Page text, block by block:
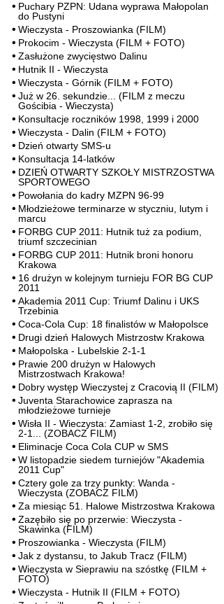
Puchary PZPN: Udana wyprawa Małopolan
do Pustyni
Wieczysta - Proszowianka (FILM)
Prokocim - Wieczysta (FILM + FOTO)
Zasłużone zwycięstwo Dalinu
Hutnik II - Wieczysta
Wieczysta - Górnik (FILM + FOTO)
Już w 26. sekundzie... (FILM z meczu
Gościbia - Wieczysta)
Konsultacje roczników 1998, 1999 i 2000
Wieczysta - Dalin (FILM + FOTO)
Dzień otwarty SMS-u
Konsultacja 14-latków
DZIEŃ OTWARTY SZKOŁY MISTRZOSTWA
SPORTOWEGO
Powołania do kadry MZPN 96-99
Młodzieżowe terminarze w styczniu, lutym i
marcu
FORBG CUP 2011: Hutnik tuż za podium,
triumf szczecinian
FORBG CUP 2011: Hutnik broni honoru
Krakowa
16 drużyn w kolejnym turnieju FOR BG CUP
2011
Akademia 2011 Cup: Triumf Dalinu i UKS
Trzebinia
Coca-Cola Cup: 18 finalistów w Małopolsce
Drugi dzień Halowych Mistrzostw Krakowa
Małopolska - Lubelskie 2-1-1
Prawie 200 drużyn w Halowych
Mistrzostwach Krakowa!
Dobry występ Wieczystej z Cracovią II (FILM)
Juventa Starachowice zaprasza na
młodzieżowe turnieje
Wisła II - Wieczysta: Zamiast 1-2, zrobiło się
2-1... (ZOBACZ FILM)
Eliminacje Coca Cola CUP w SMS
W listopadzie siedem turniejów "Akademia
2011 Cup"
Cztery gole za trzy punkty: Wanda -
Wieczysta (ZOBACZ FILM)
Za miesiąc 51. Halowe Mistrzostwa Krakowa
Zazębiło się po przerwie: Wieczysta -
Skawinka (FILM)
Proszowianka - Wieczysta (FILM)
Jak z dystansu, to Jakub Tracz (FILM)
Wieczysta w Sieprawiu na szóstkę (FILM +
FOTO)
Wieczysta - Hutnik II (FILM + FOTO)